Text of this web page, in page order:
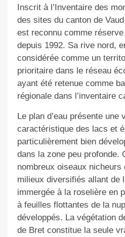
Inscrit à l’Inventaire des
des sites du canton de
est reconnu comme
depuis 1992. Sa rive nord,
considérée comme un
prioritaire dans le réseau
ayant été retenue comme
régionale dans l’inventaire
Le plan d’eau présente une
caractéristique des lacs et
particulièrement bien
dans la zone peu profonde.
nombreux oiseaux nicheurs
milieux diversifiés allant de
immergée à la roselière en
à feuilles flottantes de la
développés. La végétation
de Bret constitue la seule